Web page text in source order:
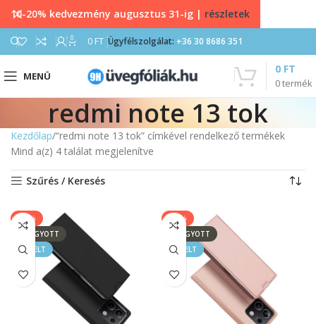
0 0 FT Ügyfélszolgálat: +36 30 8686 351
MENÜ
0termék
0 FT
redmi note 13 tok
Kezdőlap “redmi note 13 tok” címkével rendelkező termékek
Mind a(z) 4 találat megjelenítve
Szűrés / Keresés
-17%
ELFOGYOTT
KIEMELT
-17%
ELFOGYOTT
KIEMELT
10-20% kedvezmény augusztus 31-ig | részletek